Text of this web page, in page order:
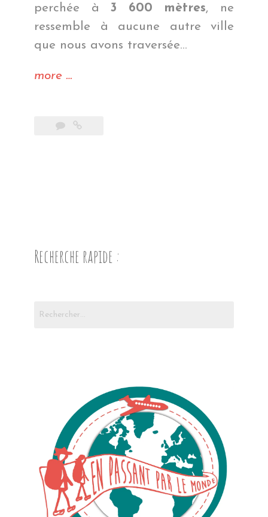
perchée à3 600 mètres, ne
ressemble à aucune autre ville
que nous avons traversée…
more « La
…
Recherche rapide :